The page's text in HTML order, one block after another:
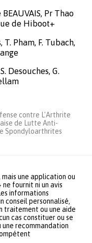
Pr Thao
de Hiboot+
T. Pham, F. Tubach,
Desouches, G.
contre L'Arthrite
de Lutte Anti-
Spondyloarthrites
une application ou
fournit ni un avis
informations
conseil personnalisé,
traitement ou une aide
cas constituer ou se
une recommandation